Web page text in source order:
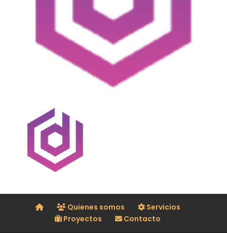
Quienes somos
Servicios
Proyectos
Contacto